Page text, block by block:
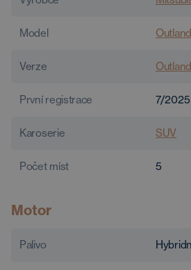
Model
Verze
První registrace 7/2025
Karoserie SUV
Počet míst 5
Motor
Palivo